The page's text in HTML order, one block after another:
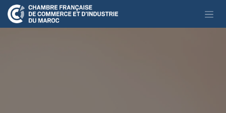
Se rendre au contenu